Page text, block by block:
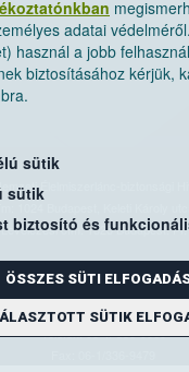
adatai
használ a jobb
biztosításához kérjük,
sütik
sütik
biztosító és
ÖSSZES SÜTI
SÜTIK
Élelmiszerlánc-biztonsági
Levelezési cím: 1525 Budapest. Pf.
E-mail:
Zöld szám: 06-80/263-244
Telefon: 06-1/ 336-9000